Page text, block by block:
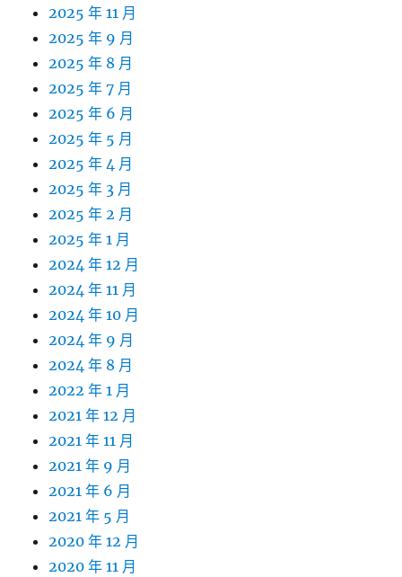
2025 年 11 月
2025 年 9 月
2025 年 8 月
2025 年 7 月
2025 年 6 月
2025 年 5 月
2025 年 4 月
2025 年 3 月
2025 年 2 月
2025 年 1 月
2024 年 12 月
2024 年 11 月
2024 年 10 月
2024 年 9 月
2024 年 8 月
2022 年 1 月
2021 年 12 月
2021 年 11 月
2021 年 9 月
2021 年 6 月
2021 年 5 月
2020 年 12 月
2020 年 11 月